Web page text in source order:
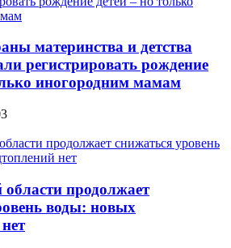
материнства и детства
регистрировать рождение
иногородним мамам
продолжает
воды: новых